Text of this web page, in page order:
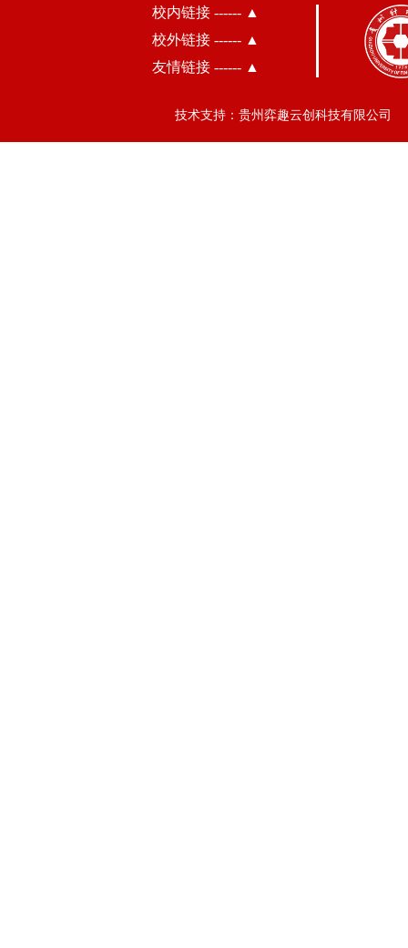
校内链接 ------ ▲
校外链接 ------ ▲
友情链接 ------ ▲
技术支持：贵州弈趣云创科技有限公司